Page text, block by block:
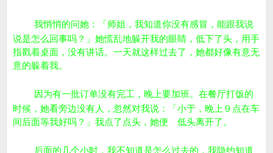
我悄悄的问她：「师姐，我知道你没有感冒，能跟我说
说是怎么回事吗？」她慌乱地躲开我的眼睛，低下了头，用手
指戳着桌面，没有讲话。一天就这样过去了，她都好像有意无
意的躲着我。
因为有一批订单没有完工，晚上要加班。在餐厅打饭的
时候，她看旁边没有人，忽然对我说：「小于，晚上９点在车
间后面等我好吗？」我点了点头，她便 低头离开了。
后面的几个小时，我不知道是怎么过去的，我隐约知道